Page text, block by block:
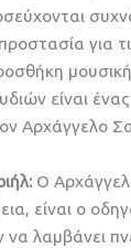
για
είναι
Αρχάγγελο
Ο
είναι ο
να λαμβάνει